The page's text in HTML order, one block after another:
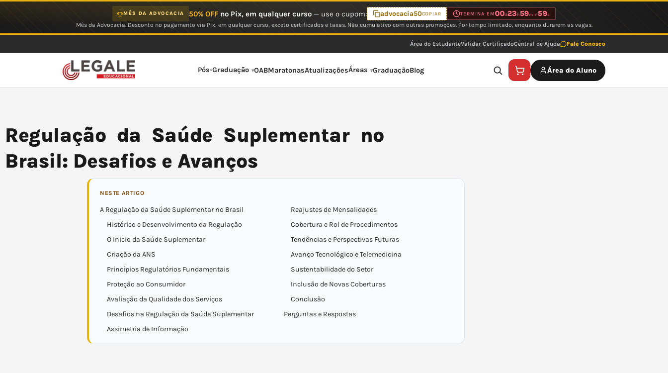
MÊS DA ADVOCACIA 50% OFFno Pix, em qualquer curso— use o cupom: advocacia50COPIAR TERMINA EM00d23 h59min59s
Mês da Advocacia. Desconto no pagamento via Pix, em qualquer curso, exceto certificados e taxas. Não cumulativo com outras promoções. Por tempo limitado, enquanto durarem as vagas.
Área do EstudanteValidar CertificadoCentral de Ajuda Fale Conosco
Pós-Graduação OABMaratonasAtualizaçõesÁreas GraduaçãoBlog Área do Aluno
Regulação da Saúde Suplementar no
Brasil: Desafios e Avanços
NESTE ARTIGO
A Regulação da Saúde Suplementar no Brasil
Histórico e Desenvolvimento da Regulação
O Início da Saúde Suplementar
Criação da ANS
Princípios Regulatórios Fundamentais
Proteção ao Consumidor
Avaliação da Qualidade dos Serviços
Desafios na Regulação da Saúde Suplementar
Assimetria de Informação
Reajustes de Mensalidades
Cobertura e Rol de Procedimentos
Tendências e Perspectivas Futuras
Avanço Tecnológico e Telemedicina
Sustentabilidade do Setor
Inclusão de Novas Coberturas
Conclusão
Perguntas e Respostas